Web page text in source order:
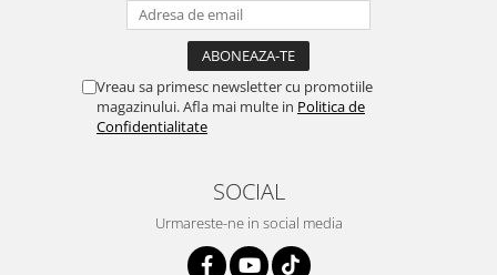
Vreau sa primesc newsletter cu promotiile
magazinului. Afla mai multe in Politica de
Confidentialitate
SOCIAL
Urmareste-ne in social media